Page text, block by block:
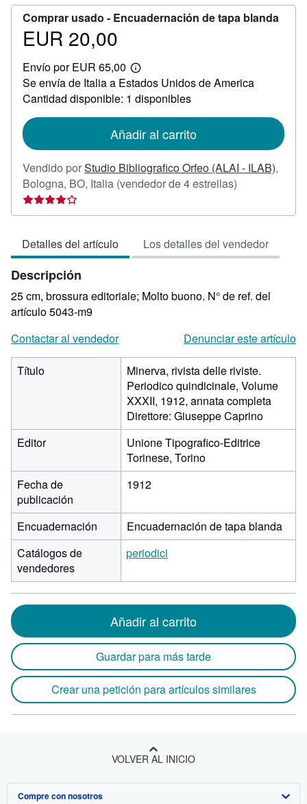
Comprar usado - Encuadernación de tapa blanda
Precio
20,00
EUR 20,00
Envío por EUR 65,00
Más
información
sobre
las
envío
Se envía de Italia a Estados Unidos de America
Cantidad disponible: 1 disponibles
Añadir al carrito
Vendido porStudio Bibliografico Orfeo (ALAI - ILAB),
Bologna, BO, Italia (vendedor de 4 estrellas)
vendedor:
de
5
Detalles del artículo Los detalles del vendedor
Descripción
25 cm, brossura editoriale; Molto buono. N° de ref. del
artículo 5043-m9
Contactar al vendedor
Denunciar este artículo
Título
Minerva, rivista delle riviste.
Periodico quindicinale, Volume
XXXII, 1912, annata completa
Direttore: Giuseppe Caprino
Editor
Unione Tipografico-Editrice
Torinese, Torino
Fecha de
publicación
1912
Encuadernación
Encuadernación de tapa blanda
Catálogos de
vendedores
periodici
Añadir al carrito
Guardar para más tarde
Crear una petición para artículos similares
VOLVER AL INICIO
Compre con nosotros